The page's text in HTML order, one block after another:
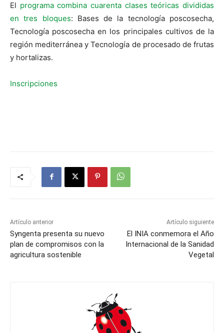
El programa combina cuarenta clases teóricas divididas
en tres bloques: Bases de la tecnología poscosecha,
Tecnología poscosecha en los principales cultivos de la
región mediterránea y Tecnología de procesado de frutas
y hortalizas.
Inscripciones
Artículo anterior
Syngenta presenta su nuevo
plan de compromisos con la
agricultura sostenible
Artículo siguiente
El INIA conmemora el Año
Internacional de la Sanidad
Vegetal